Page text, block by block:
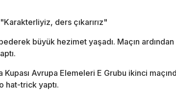
ders çıkarırız"
büyük hezimet yaşadı. Maçın
Avrupa Elemeleri E Grubu ikinci
hat-trick yaptı.